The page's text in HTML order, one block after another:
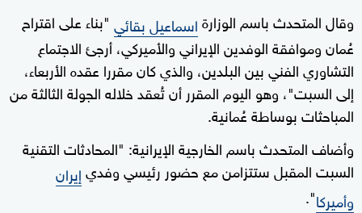
وقال المتحدث باسم الوزارةاسماعيل بقائي "بناء على اقتراح
عُمان وموافقة الوفدين الإيراني والأميركي، أرجئ الاجتماع
التشاوري الفني بين البلدين، والذي كان مقررا عقده الأربعاء،
إلى السبت"، وهو اليوم المقرر أن تُعقد خلاله الجولة الثالثة من
المباحثات بوساطة عُمانية.
وأضاف المتحدث باسم الخارجية الإيرانية: "المحادثات التقنية
السبت المقبل ستتزامن مع حضور رئيسي وفديإيران
وأميركا".